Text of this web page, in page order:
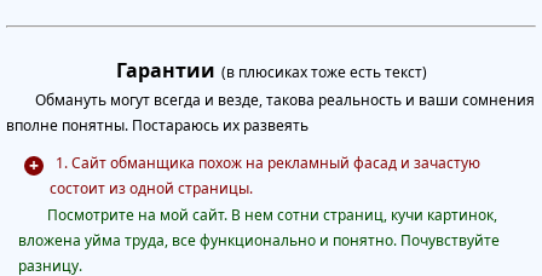
Гарантии (в плюсиках тоже есть текст)
Обмануть могут всегда и везде, такова реальность и ваши сомнения
вполне понятны. Постараюсь их развеять
1. Сайт обманщика похож на рекламный фасад и зачастую
состоит из одной страницы.
Посмотрите на мой сайт. В нем сотни страниц, кучи картинок,
вложена уйма труда, все функционально и понятно. Почувствуйте
разницу.